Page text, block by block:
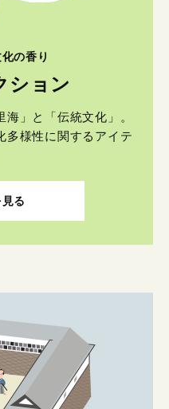
の香り
ション
」と「伝統文化」。
多様性に関するアイテ
る